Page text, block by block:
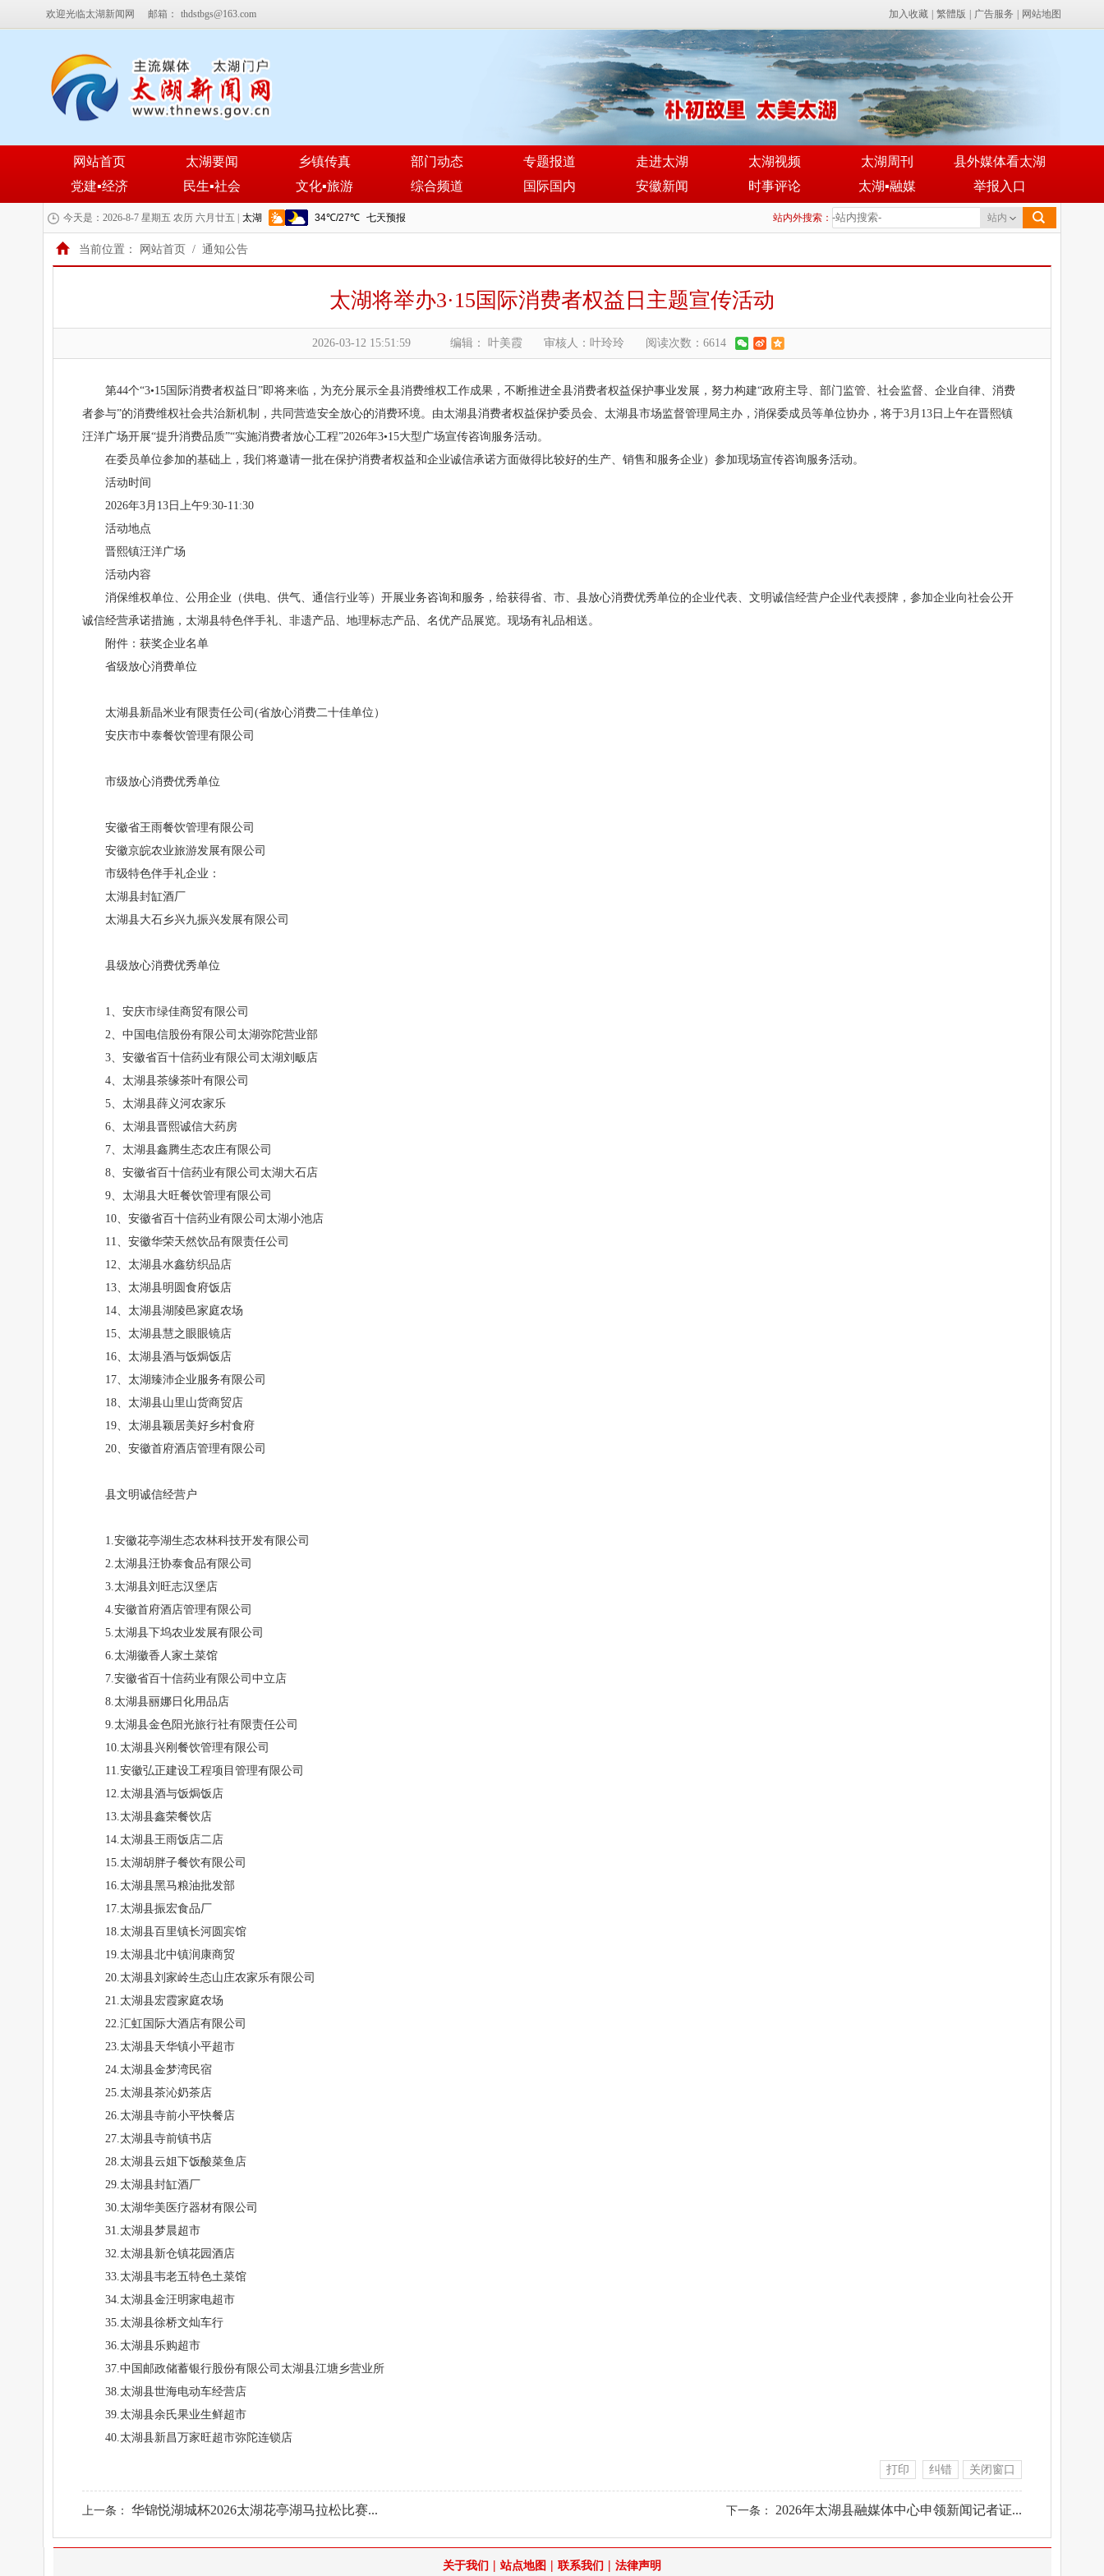
欢迎光临太湖新闻网 邮箱： thdstbgs@163.com 加入收藏 繁體版 广告服务 网站地图
网站首页 太湖要闻 乡镇传真 部门动态 专题报道 走进太湖 太湖视频 太湖周刊
县外媒体看太湖
党建▪经济
民生▪社会 文化▪旅游 综合频道 国际国内 安徽新闻 时事评论 太湖▪融媒 举报入口
今天是：2026-8-7 星期五 农历 六月廿五 | 站内外搜索： 站内
当前位置： 网站首页 / 通知公告
太湖将举办3·15国际消费者权益日主题宣传活动
2026-03-12 15:51:59 编辑： 叶美霞 审核人：叶玲玲 阅读次数：6614
第44个“3•15国际消费者权益日”即将来临，为充分展示全县消费维权工作成果，不断推进全县消费者权益保护事业发展，努力构建“政府主导、部门监管、社会监督、企业自律、消费
者参与”的消费维权社会共治新机制，共同营造安全放心的消费环境。由太湖县消费者权益保护委员会、太湖县市场监督管理局主办，消保委成员等单位协办，将于3月13日上午在晋熙镇
汪洋广场开展“提升消费品质”“实施消费者放心工程”2026年3•15大型广场宣传咨询服务活动。
在委员单位参加的基础上，我们将邀请一批在保护消费者权益和企业诚信承诺方面做得比较好的生产、销售和服务企业）参加现场宣传咨询服务活动。
活动时间
2026年3月13日上午9:30-11:30
活动地点
晋熙镇汪洋广场
活动内容
消保维权单位、公用企业（供电、供气、通信行业等）开展业务咨询和服务，给获得省、市、县放心消费优秀单位的企业代表、文明诚信经营户企业代表授牌，参加企业向社会公开
诚信经营承诺措施，太湖县特色伴手礼、非遗产品、地理标志产品、名优产品展览。现场有礼品相送。
附件：获奖企业名单
省级放心消费单位
太湖县新晶米业有限责任公司(省放心消费二十佳单位）
安庆市中泰餐饮管理有限公司
市级放心消费优秀单位
安徽省王雨餐饮管理有限公司
安徽京皖农业旅游发展有限公司
市级特色伴手礼企业：
太湖县封缸酒厂
太湖县大石乡兴九振兴发展有限公司
县级放心消费优秀单位
1、安庆市绿佳商贸有限公司
2、中国电信股份有限公司太湖弥陀营业部
3、安徽省百十信药业有限公司太湖刘畈店
4、太湖县茶缘茶叶有限公司
5、太湖县薛义河农家乐
6、太湖县晋熙诚信大药房
7、太湖县鑫腾生态农庄有限公司
8、安徽省百十信药业有限公司太湖大石店
9、太湖县大旺餐饮管理有限公司
10、安徽省百十信药业有限公司太湖小池店
11、安徽华荣天然饮品有限责任公司
12、太湖县水鑫纺织品店
13、太湖县明圆食府饭店
14、太湖县湖陵邑家庭农场
15、太湖县慧之眼眼镜店
16、太湖县酒与饭焗饭店
17、太湖臻沛企业服务有限公司
18、太湖县山里山货商贸店
19、太湖县颖居美好乡村食府
20、安徽首府酒店管理有限公司
县文明诚信经营户
1.安徽花亭湖生态农林科技开发有限公司
2.太湖县汪协泰食品有限公司
3.太湖县刘旺志汉堡店
4.安徽首府酒店管理有限公司
5.太湖县下坞农业发展有限公司
6.太湖徽香人家土菜馆
7.安徽省百十信药业有限公司中立店
8.太湖县丽娜日化用品店
9.太湖县金色阳光旅行社有限责任公司
10.太湖县兴刚餐饮管理有限公司
11.安徽弘正建设工程项目管理有限公司
12.太湖县酒与饭焗饭店
13.太湖县鑫荣餐饮店
14.太湖县王雨饭店二店
15.太湖胡胖子餐饮有限公司
16.太湖县黑马粮油批发部
17.太湖县振宏食品厂
18.太湖县百里镇长河圆宾馆
19.太湖县北中镇润康商贸
20.太湖县刘家岭生态山庄农家乐有限公司
21.太湖县宏霞家庭农场
22.汇虹国际大酒店有限公司
23.太湖县天华镇小平超市
24.太湖县金梦湾民宿
25.太湖县茶沁奶茶店
26.太湖县寺前小平快餐店
27.太湖县寺前镇书店
28.太湖县云姐下饭酸菜鱼店
29.太湖县封缸酒厂
30.太湖华美医疗器材有限公司
31.太湖县梦晨超市
32.太湖县新仓镇花园酒店
33.太湖县韦老五特色土菜馆
34.太湖县金汪明家电超市
35.太湖县徐桥文灿车行
36.太湖县乐购超市
37.中国邮政储蓄银行股份有限公司太湖县江塘乡营业所
38.太湖县世海电动车经营店
39.太湖县余氏果业生鲜超市
40.太湖县新昌万家旺超市弥陀连锁店
打印 纠错 关闭窗口
上一条： 华锦悦湖城杯2026太湖花亭湖马拉松比赛... 下一条： 2026年太湖县融媒体中心申领新闻记者证...
关于我们 | 站点地图 | 联系我们 | 法律声明